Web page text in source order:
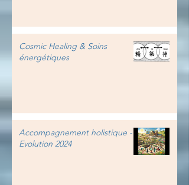
Cosmic Healing & Soins
énergétiques
Accompagnement holistique -
Evolution 2024